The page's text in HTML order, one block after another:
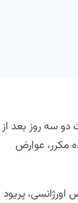
دو سه روز بعد از
مکرر، عوارض
پریود